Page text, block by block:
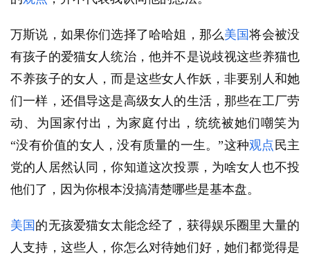
万斯说，如果你们选择了哈哈姐，那么美国将会被没
有孩子的爱猫女人统治，他并不是说歧视这些养猫也
不养孩子的女人，而是这些女人作妖，非要别人和她
们一样，还倡导这是高级女人的生活，那些在工厂劳
动、为国家付出，为家庭付出，统统被她们嘲笑为
“没有价值的女人，没有质量的一生。”这种观点 民主
党的人居然认同，你知道这次投票，为啥女人也不投
他们了，因为你根本没搞清楚哪些是基本盘。
美国 的无孩爱猫女太能念经了，获得娱乐圈里大量的
人支持，这些人，你怎么对待她们好，她们都觉得是